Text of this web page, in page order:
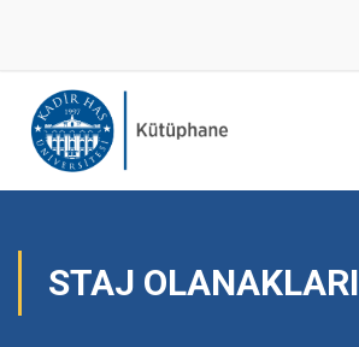
STAJ OLANAKLARI